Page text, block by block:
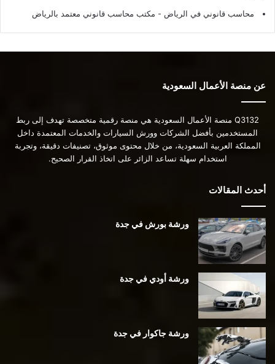
محاسب قانوني في الرياض - مكتب محاسب قانوني معتمد بالرياض
عن منصة الأعمال السعودية
Q3132 منصة الأعمال السعودية هي منصة رقمية متخصصة تهدف إلى ربط
المستخدمين بأفضل الشركات وورش السيارات والخدمات المعتمدة داخل
المملكة العربية السعودية، من خلال محتوى موثوق، تصنيفات دقيقة، وتجربة
استخدام سهلة تساعد الزائر على اتخاذ القرار الصحيح.
أحدث المقالات
ورشة بورش في جدة
ورشة أودي في جدة
ورشة جاكوار في جدة